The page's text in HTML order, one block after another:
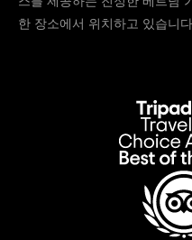
한 장소에서 위치하고 있습니다.